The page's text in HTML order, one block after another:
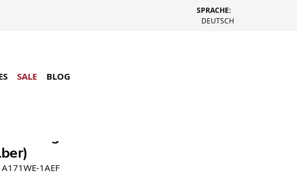
SPRACHE:
DEUTSCH
SALE BLOG
Vintage Round A171WE-1AEF
A171WE-1AEF